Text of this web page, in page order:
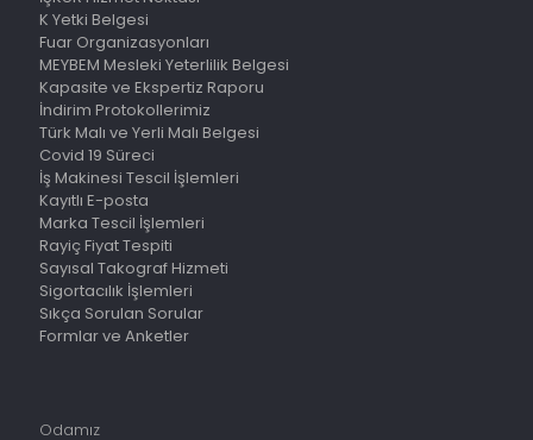
K Yetki Belgesi
Fuar Organizasyonları
MEYBEM Mesleki Yeterlilik Belgesi
Kapasite ve Ekspertiz Raporu
İndirim Protokollerimiz
Türk Malı ve Yerli Malı Belgesi
Covid 19 Süreci
İş Makinesi Tescil İşlemleri
Kayıtlı E-posta
Marka Tescil İşlemleri
Rayiç Fiyat Tespiti
Sayısal Takograf Hizmeti
Sigortacılık İşlemleri
Sıkça Sorulan Sorular
Formlar ve Anketler
Odamız